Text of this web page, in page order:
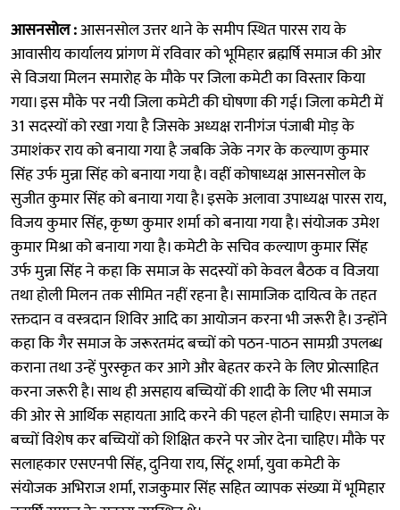
आसनसोल :आसनसोल उत्तर थाने के समीप स्थित पारस राय के
आवासीय कार्यालय प्रांगण में रविवार को भूमिहार ब्रह्मर्षि समाज की ओर
से विजया मिलन समारोह के मौके पर जिला कमेटी का विस्तार किया
गया। इस मौके पर नयी जिला कमेटी की घोषणा की गई। जिला कमेटी में
31 सदस्यों को रखा गया है जिसके अध्यक्ष रानीगंज पंजाबी मोड़ के
उमाशंकर राय को बनाया गया है जबकि जेके नगर के कल्याण कुमार
सिंह उर्फ मुन्ना सिंह को बनाया गया है। वहीं कोषाध्यक्ष आसनसोल के
सुजीत कुमार सिंह को बनाया गया है। इसके अलावा उपाध्यक्ष पारस राय,
विजय कुमार सिंह, कृष्ण कुमार शर्मा को बनाया गया है। संयोजक उमेश
कुमार मिश्रा को बनाया गया है। कमेटी के सचिव कल्याण कुमार सिंह
उर्फ मुन्ना सिंह ने कहा कि समाज के सदस्यों को केवल बैठक व विजया
तथा होली मिलन तक सीमित नहीं रहना है। सामाजिक दायित्व के तहत
रक्तदान व वस्त्रदान शिविर आदि का आयोजन करना भी जरूरी है। उन्होंने
कहा कि गैर समाज के जरूरतमंद बच्चों को पठन-पाठन सामग्री उपलब्ध
कराना तथा उन्हें पुरस्कृत कर आगे और बेहतर करने के लिए प्रोत्साहित
करना जरूरी है। साथ ही असहाय बच्चियों की शादी के लिए भी समाज
की ओर से आर्थिक सहायता आदि करने की पहल होनी चाहिए। समाज के
बच्चों विशेष कर बच्चियों को शिक्षित करने पर जोर देना चाहिए। मौके पर
सलाहकार एसएनपी सिंह, दुनिया राय, सिंटू शर्मा, युवा कमेटी के
संयोजक अभिराज शर्मा, राजकुमार सिंह सहित व्यापक संख्या में भूमिहार